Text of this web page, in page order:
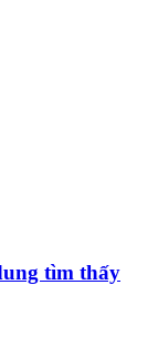
tìm thấy